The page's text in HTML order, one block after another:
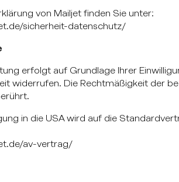
von Mailjet finden Sie unter:
sicherheit-datenschutz/
erfolgt auf Grundlage Ihrer
widerrufen. Die Rechtmäßigkeit der
in die USA wird auf die
av-vertrag/